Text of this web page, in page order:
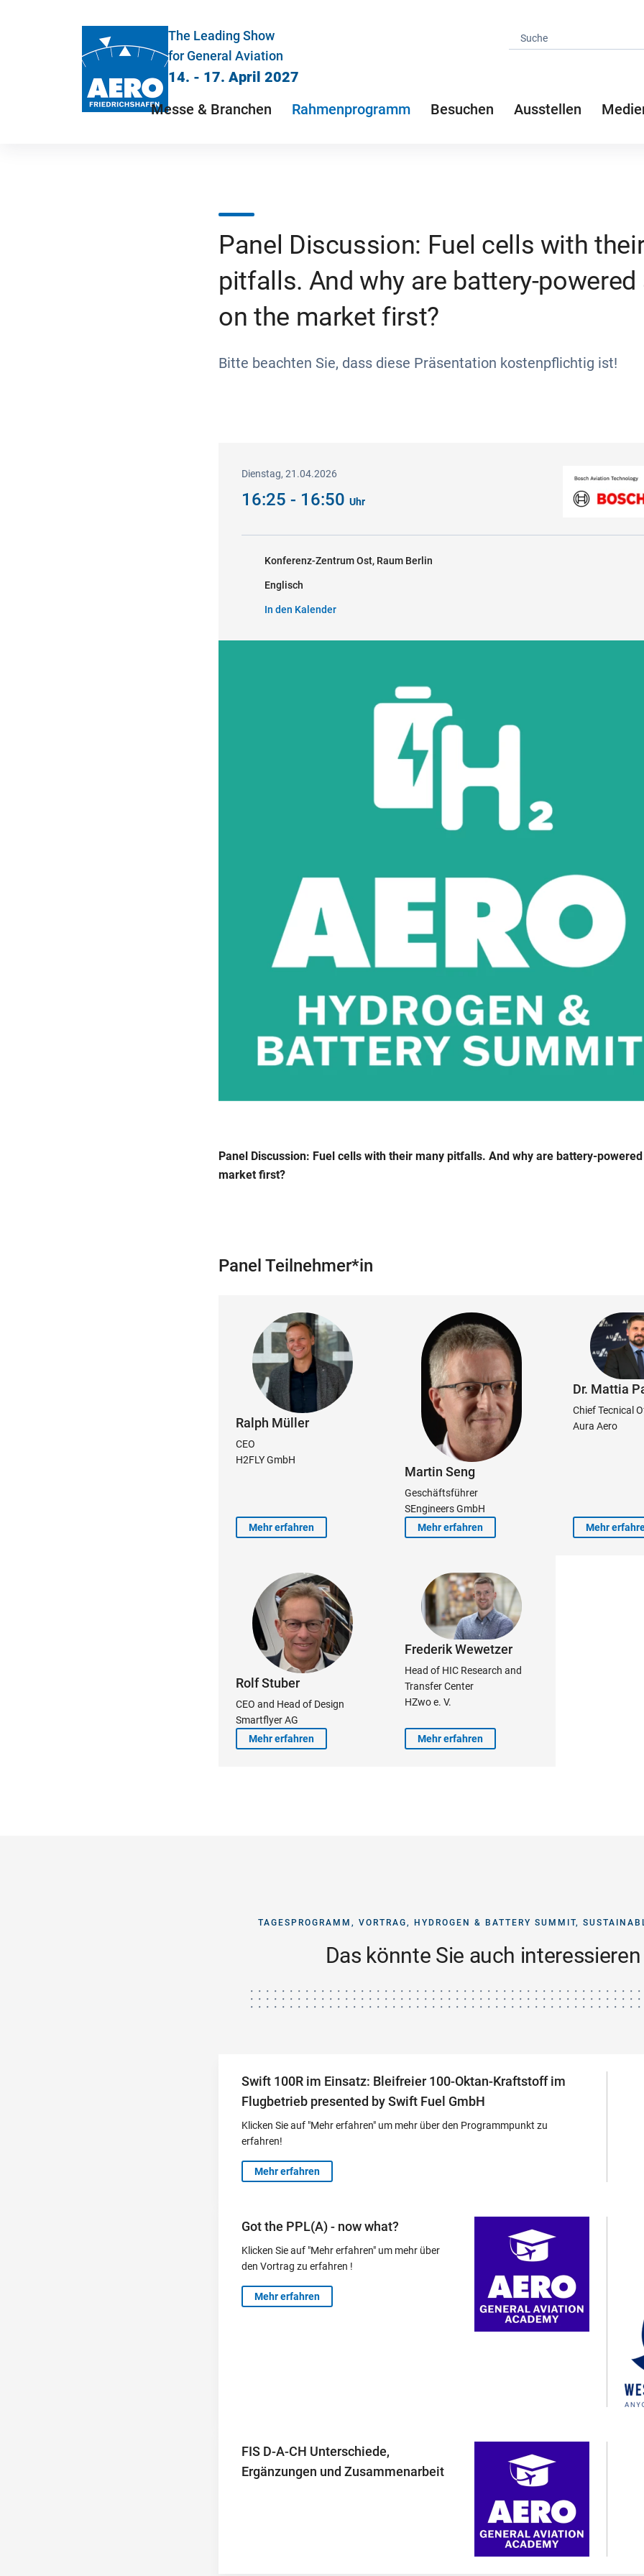
The Leading Show
for General Aviation
14. - 17. April 2027
Messe & Branchen Rahmenprogramm Besuchen Ausstellen
Panel Discussion: Fuel cells with
pitfalls. And why are battery-
on the market first?
Bitte beachten Sie, dass diese Präsentation kostenpflichtig ist!
Dienstag, 21.04.2026
16:25 - 16:50 Uhr
Konferenz-Zentrum Ost, Raum Berlin
Englisch
In den Kalender
Panel Discussion: Fuel cells with their many pitfalls. And why are battery-
market first?
Panel Teilnehmer*in
Ralph Müller
CEO
H2FLY GmbH
Mehr erfahren
Martin Seng
Geschäftsführer
SEngineers GmbH
Mehr erfahren
Dr. Mattia
Chief Tecnical
Aura Aero
Mehr
Rolf Stuber
CEO and Head of Design
Smartflyer AG
Mehr erfahren
Frederik Wewetzer
Head of HIC Research and
Transfer Center
HZwo e. V.
Mehr erfahren
TAGESPROGRAMM, VORTRAG, HYDROGEN & BATTERY SUMMIT,
Das könnte Sie auch interessieren
Swift 100R im Einsatz: Bleifreier 100-Oktan-Kraftstoff im
Flugbetrieb presented by Swift Fuel GmbH
Klicken Sie auf "Mehr erfahren" um mehr über den Programmpunkt zu
erfahren!
Mehr erfahren
Got the PPL(A) - now what?
Klicken Sie auf "Mehr erfahren" um mehr über
den Vortrag zu erfahren !
Mehr erfahren
FIS D-A-CH Unterschiede,
Ergänzungen und Zusammenarbeit